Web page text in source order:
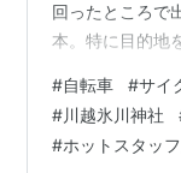
回ったところで
本。特に目的地
間。 今日の一枚
ぼで田植えが終
る。これからし
#自転車 #サイ
#川越氷川神社
#ホットスタッ